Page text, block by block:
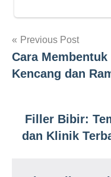
Navigasi
pos
Previous Post
Cara
Kencang dan
Filler Bibir:
dan Klinik